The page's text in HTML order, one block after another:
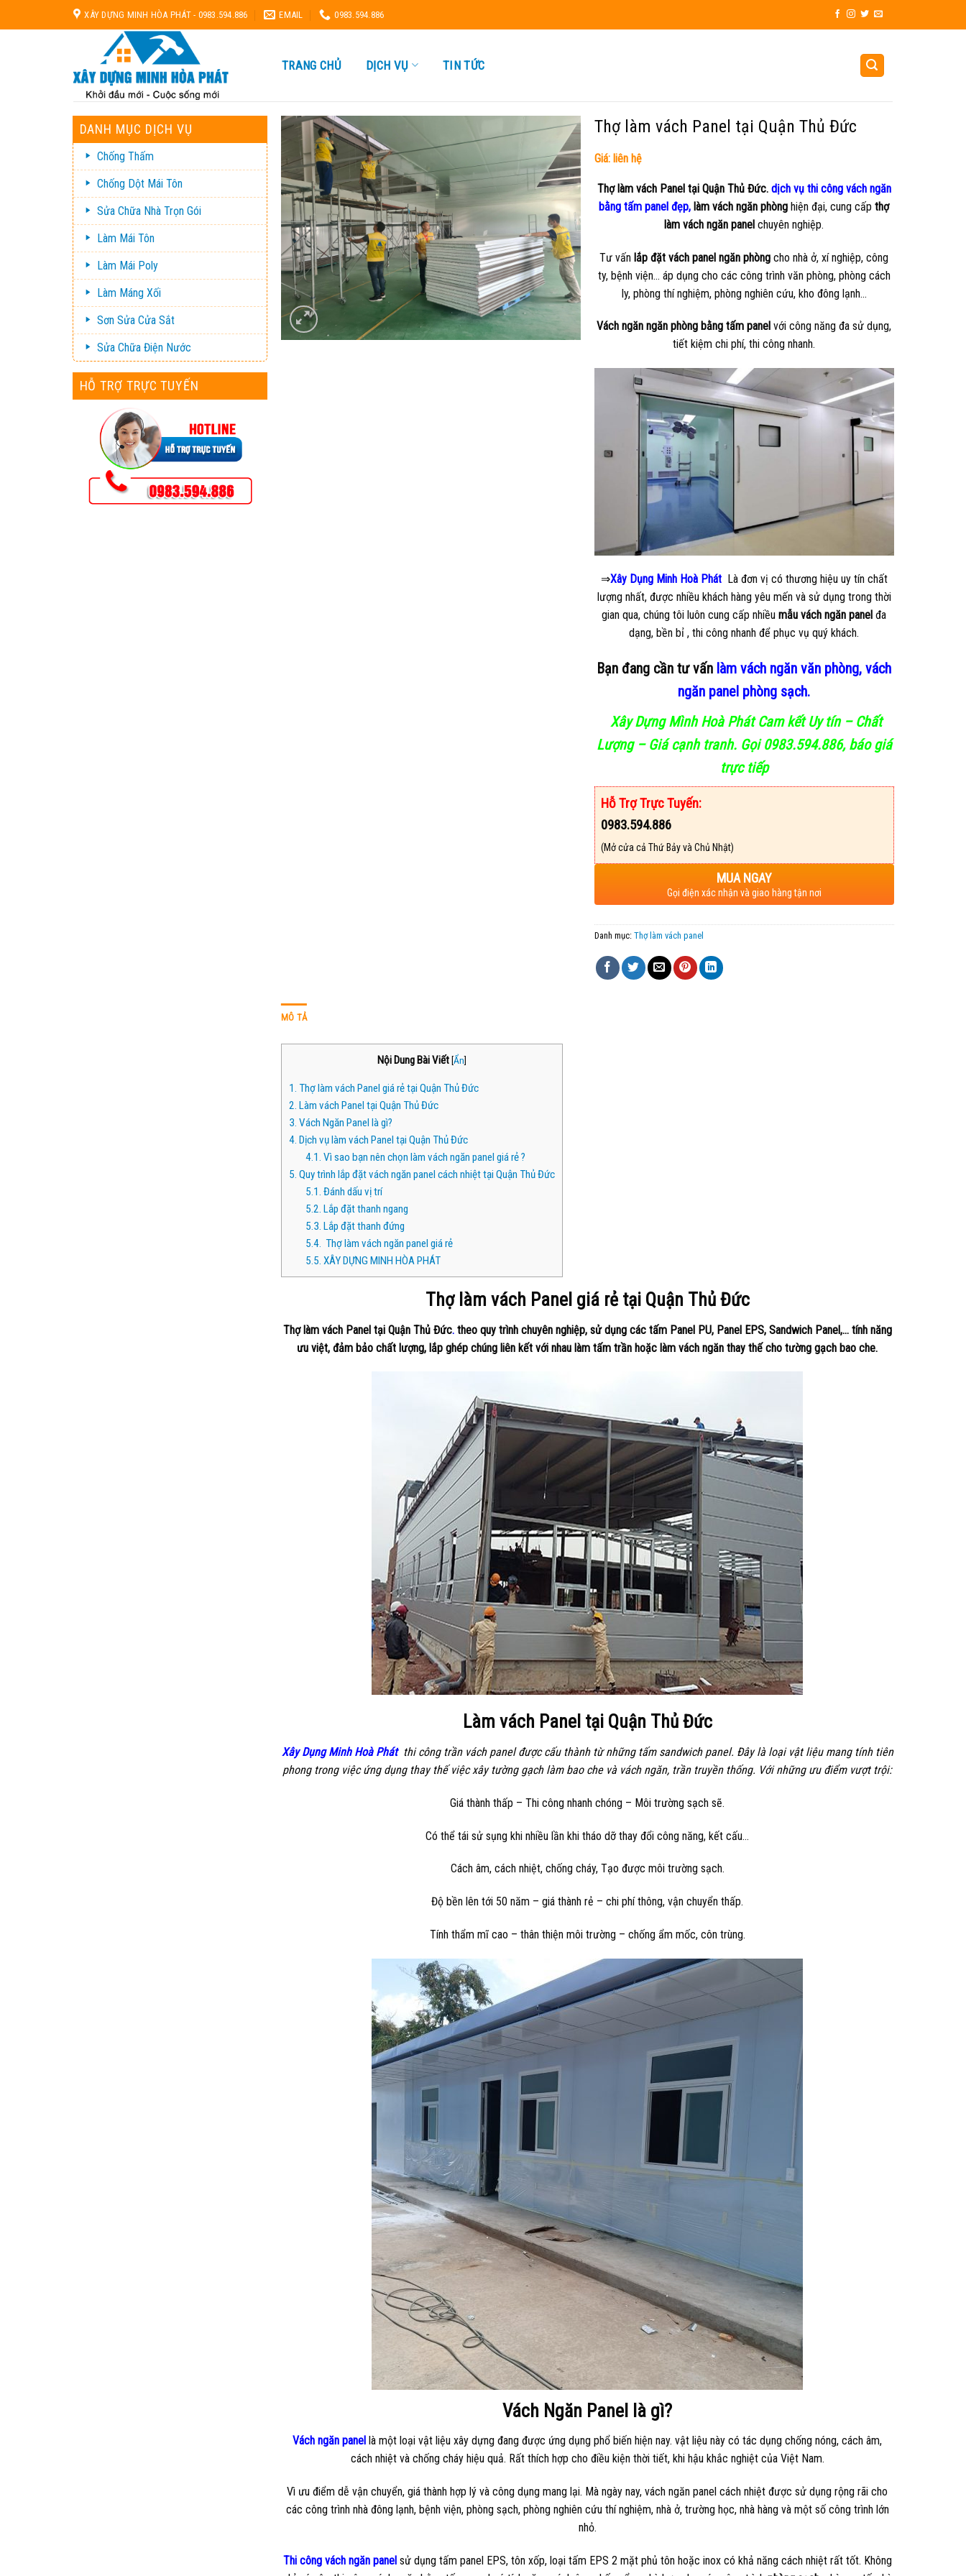
to
XÂY DỰNG MINH HÒA PHÁT - 0983.594.886 EMAIL 0983.594.886
TRANG CHỦ DỊCH VỤ TIN TỨC
DANH MỤC DỊCH VỤ
Chống Thấm
Chống Dột Mái Tôn
Sửa Chữa Nhà Trọn Gói
Làm Mái Tôn
Làm Mái Poly
Làm Máng Xối
Sơn Sửa Cửa Sắt
Sửa Chữa Điện Nước
HỖ TRỢ TRỰC TUYẾN
Thợ làm vách Panel tại Quận Thủ Đức
Giá: liên hệ
Thợ làm vách Panel tại Quận Thủ Đức. dịch vụ thi công vách ngăn
bằng tấm panel đẹp, làm vách ngăn phòng hiện đại, cung cấp thợ
làm vách ngăn panel chuyên nghiệp.
Tư vấnlắp đặt vách panel ngăn phòng cho nhà ở, xí nghiệp, công
ty, bệnh viện… áp dụng cho các công trình văn phòng, phòng cách
ly, phòng thí nghiệm, phòng nghiên cứu, kho đông lạnh…
Vách ngănngăn phòng bằng tấm panelvới công năng đa sử dụng,
tiết kiệm chi phí, thi công nhanh.
⇒Xây Dụng Minh Hoà Phát Là đơn vị có thương hiệu uy tín chất
lượng nhất, được nhiều khách hàng yêu mến và sử dụng trong thời
gian qua, chúng tôi luôn cung cấp nhiềumẫu vách ngăn panel đa
dạng, bền bỉ , thi công nhanh để phục vụ quý khách.
Bạn đang cần tư vấn làm vách ngăn văn phòng, vách
ngăn panel phòng sạch.
Xây Dựng Mình Hoà Phát Cam kết Uy tín – Chất
Lượng – Giá cạnh tranh. Gọi 0983.594.886, báo giá
trựctiếp
Hỗ Trợ Trực Tuyến:
0983.594.886
(Mở cửa cả Thứ Bảy và Chủ Nhật)
MUA NGAY
Gọi điện xác nhận và giao hàng tận nơi
Danh mục:Thợ làm vách panel
MÔ TẢ
Nội Dung Bài Viết [Ẩn]
1. Thợ làm vách Panel giá rẻ tại Quận Thủ Đức
2. Làm vách Panel tại Quận Thủ Đức
3. Vách Ngăn Panel là gì?
4. Dịch vụ làm vách Panel tại Quận Thủ Đức
4.1. Vì sao bạn nên chọn làm vách ngăn panel giá rẻ ?
5. Quy trình lắp đặt vách ngăn panel cách nhiệt tại Quận Thủ Đức
5.1. Đánh dấu vị trí
5.2. Lắp đặt thanh ngang
5.3. Lắp đặt thanh đứng
5.4. Thợ làm vách ngăn panel giá rẻ
5.5. XÂY DỰNG MINH HÒA PHÁT
Thợ làm vách Panel giá rẻ tại Quận Thủ Đức
Thợ làm vách Panel tại Quận Thủ Đức.theo quy trình chuyên nghiệp, sử dụng các tấm Panel PU, Panel EPS, Sandwich Panel,… tính năng
ưu việt, đảm bảo chất lượng, lắp ghép chúng liên kết với nhau làm tấm trần hoặc làm vách ngăn thay thế cho tường gạch bao che.
Làm vách Panel tại Quận Thủ Đức
Xây Dụng Minh Hoà Phát thi công trần vách panel được cấu thành từ những tấm sandwich panel. Đây là loại vật liệu mang tính tiên
phong trong việc ứng dụng thay thế việc xây tường gạch làm bao che và vách ngăn, trần truyền thống. Với những ưu điểm vượt trội:
Giá thành thấp – Thi công nhanh chóng – Môi trường sạch sẽ.
Có thể tái sử sụng khi nhiều lần khi tháo dỡ thay đổi công năng, kết cấu…
Cách âm, cách nhiệt, chống cháy, Tạo được môi trường sạch.
Độ bền lên tới 50 năm – giá thành rẻ – chi phí thông, vận chuyển thấp.
Tính thẩm mĩ cao – thân thiện môi trường – chống ẩm mốc, côn trùng.
Vách Ngăn Panel là gì?
Vách ngăn panel là một loại vật liệu xây dựng đang được ứng dụng phổ biến hiện nay. vật liệu này có tác dụng chống nóng, cách âm,
cách nhiệt và chống cháy hiệu quả. Rất thích hợp cho điều kiện thời tiết, khi hậu khắc nghiệt của Việt Nam.
Vì ưu điểm dễ vận chuyển, giá thành hợp lý và công dụng mang lại. Mà ngày nay, vách ngăn panel cách nhiệt được sử dụng rộng rãi cho
các công trình nhà đông lạnh, bệnh viện, phòng sạch, phòng nghiên cứu thí nghiệm, nhà ở, trường học, nhà hàng và một số công trình lớn
nhỏ.
Thi công vách ngăn panelsử dụng tấm panel EPS, tôn xốp, loại tấm EPS 2 mặt phủ tôn hoặc inox có khả năng cách nhiệt rất tốt. Không